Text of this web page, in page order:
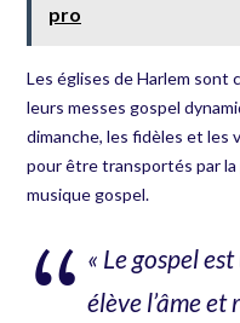
pro
Les églises de Harlem sont
leurs messes gospel
dimanche, les fidèles et les
pour être transportés par la
musique gospel.
« Le gospel
élève l’âme et